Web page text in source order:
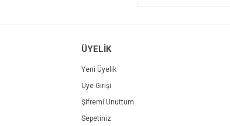
GönderÜYELİK
Yeni Üyelik
Üye Girişi
Şifremi Unuttum
Sepetiniz